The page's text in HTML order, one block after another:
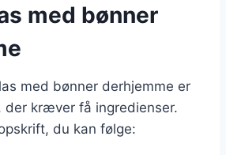
med bønner
med bønner derhjemme er
der kræver få ingredienser.
du kan følge: